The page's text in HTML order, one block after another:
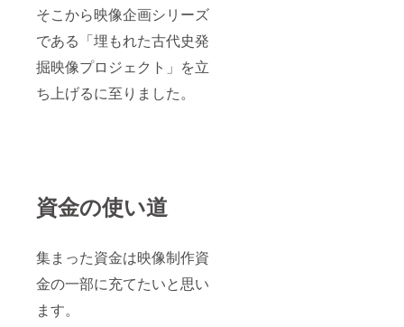
そこから映像企画シリーズ
である「埋もれた古代史発
掘映像プロジェクト」を立
ち上げるに至りました。
資金の使い道
集まった資金は映像制作資
金の一部に充てたいと思い
ます。